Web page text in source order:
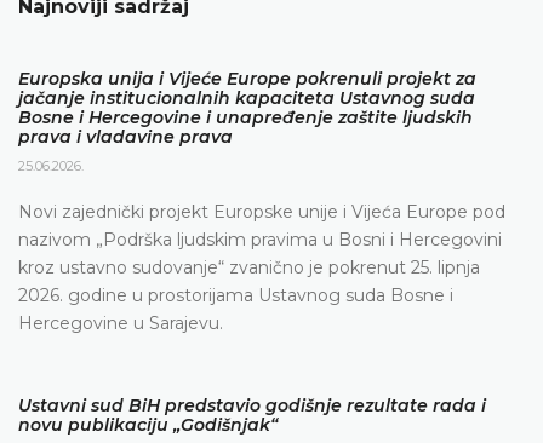
Najnoviji sadržaj
Europska unija i Vijeće Europe pokrenuli projekt za
jačanje institucionalnih kapaciteta Ustavnog suda
Bosne i Hercegovine i unapređenje zaštite ljudskih
prava i vladavine prava
25.06.2026.
Novi zajednički projekt Europske unije i Vijeća Europe pod
nazivom „Podrška ljudskim pravima u Bosni i Hercegovini
kroz ustavno sudovanje“ zvanično je pokrenut 25. lipnja
2026. godine u prostorijama Ustavnog suda Bosne i
Hercegovine u Sarajevu.
Ustavni sud BiH predstavio godišnje rezultate rada i
novu publikaciju „Godišnjak“